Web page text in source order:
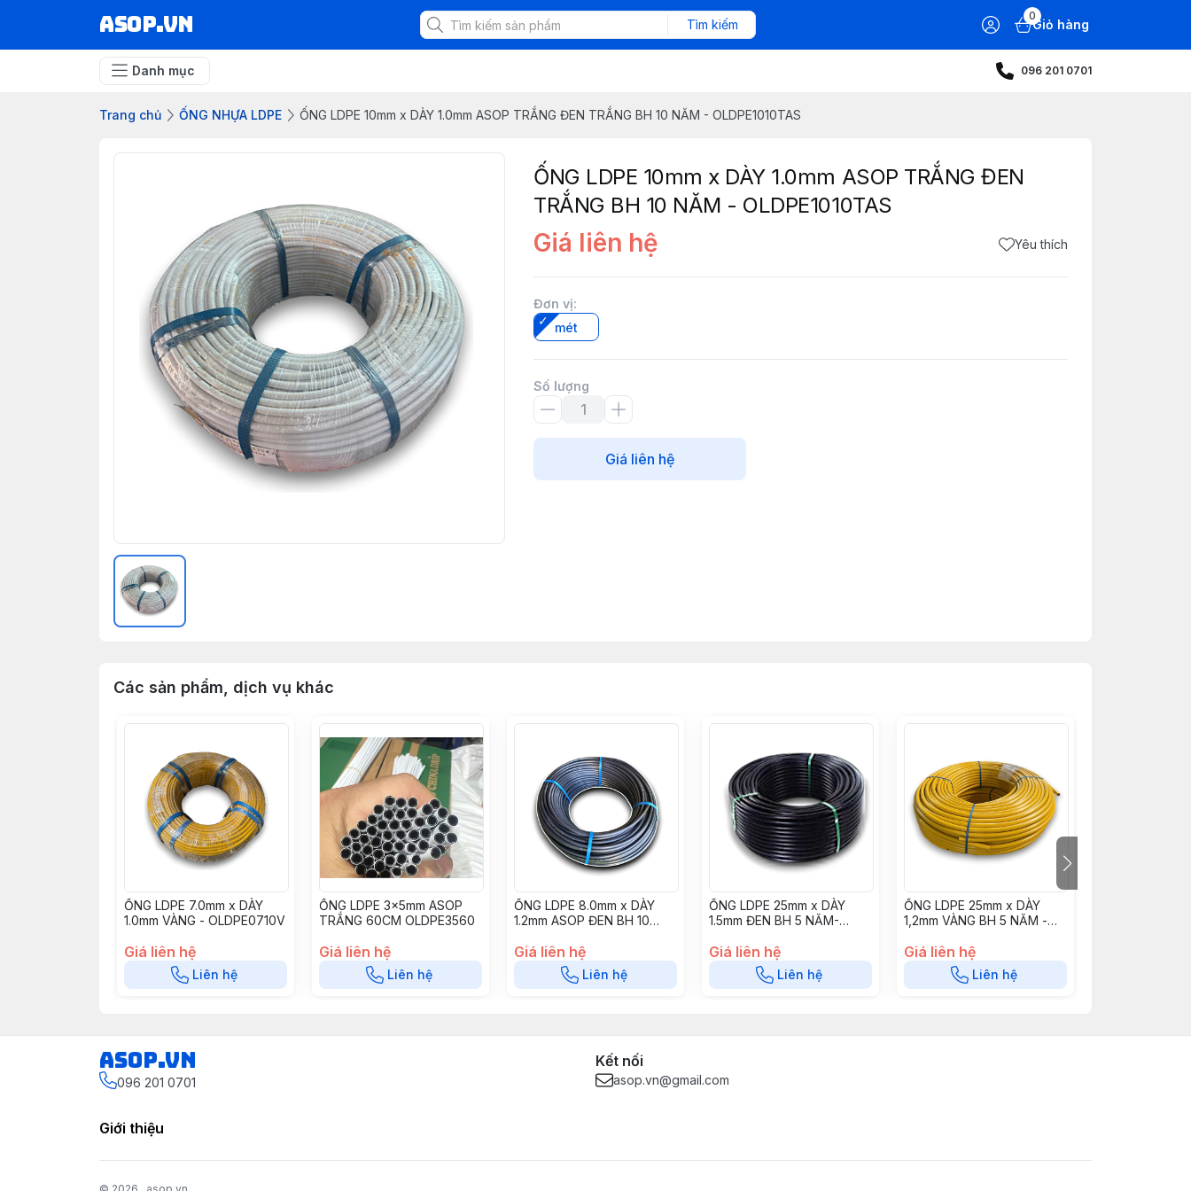
asop.vn Tìm kiếm
0
Giỏ hàng
Danh mục 096 201 0701
Trang chủ ỐNG NHỰA LDPE ỐNG LDPE 10mm x DÀY 1.0mm ASOP TRẮNG ĐEN TRẮNG BH 10 NĂM - OLDPE1010TAS
ỐNG LDPE 10mm x DÀY 1.0mm ASOP TRẮNG ĐEN
TRẮNG BH 10 NĂM - OLDPE1010TAS
Giá liên hệ Yêu thích
Đơn vị:
mét
Số lượng
Giá liên hệ
Các sản phẩm, dịch vụ khác
ỐNG LDPE 7.0mm x DÀY
1.0mm VÀNG - OLDPE0710V
Giá liên hệ
Liên hệ
ỐNG LDPE 3x5mm ASOP
TRẮNG 60CM OLDPE3560
Giá liên hệ
Liên hệ
ỐNG LDPE 8.0mm x DÀY
1.2mm ASOP ĐEN BH 10
Giá liên hệ
Liên hệ
ỐNG LDPE 25mm x DÀY
1.5mm ĐEN BH 5 NĂM-
Giá liên hệ
Liên hệ
ỐNG LDPE 25mm x DÀY
1,2mm VÀNG BH 5 NĂM -
Giá liên hệ
Liên hệ
asop.vn
096 201 0701
Kết nối
asop.vn@gmail.com
Giới thiệu